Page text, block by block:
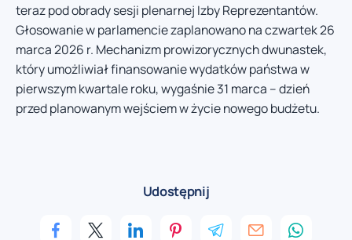
teraz pod obrady sesji plenarnej Izby Reprezentantów.
Głosowanie w parlamencie zaplanowano na czwartek 26
marca 2026 r. Mechanizm prowizorycznych dwunastek,
który umożliwiał finansowanie wydatków państwa w
pierwszym kwartale roku, wygaśnie 31 marca – dzień
przed planowanym wejściem w życie nowego budżetu.
Udostępnij